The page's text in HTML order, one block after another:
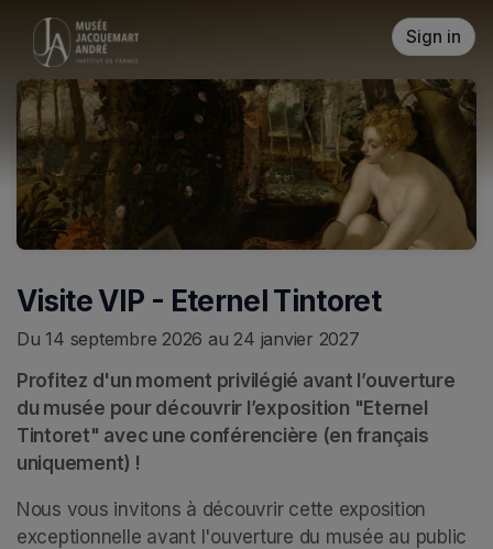
Skip header
Sign in
Visite VIP - Eternel Tintoret
Du 14 septembre 2026 au 24 janvier 2027
Profitez d'un moment privilégié avant l’ouverture
du musée pour découvrir l’exposition "Eternel
Tintoret" avec une conférencière (en français
uniquement) !
Nous vous invitons à découvrir cette exposition
exceptionnelle avant l'ouverture du musée au public